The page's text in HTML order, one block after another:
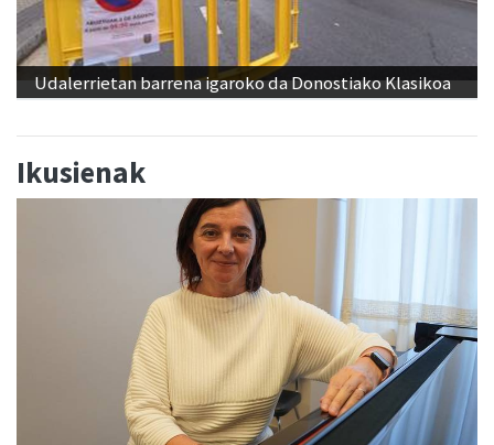
Udalerrietan barrena igaroko da Donostiako Klasikoa
Ikusienak